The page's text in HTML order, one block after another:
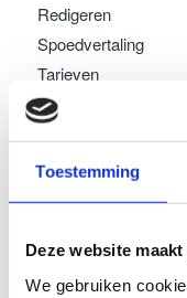
Toestemming
Deze website
We gebruiken
Redigeren
Spoedvertaling
Tarieven
Teksten laten
Tolken
Wat
Welkom